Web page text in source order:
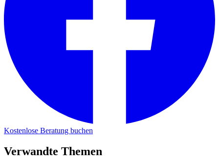
Kostenlose Beratung buchen
Verwandte Themen